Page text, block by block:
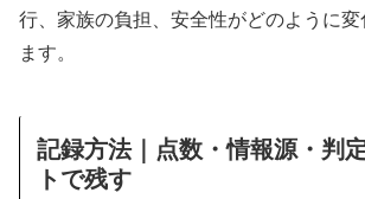
行、家族の負担、安全性がどのように
ます。
記録方法｜点数・情報源・判
トで残す